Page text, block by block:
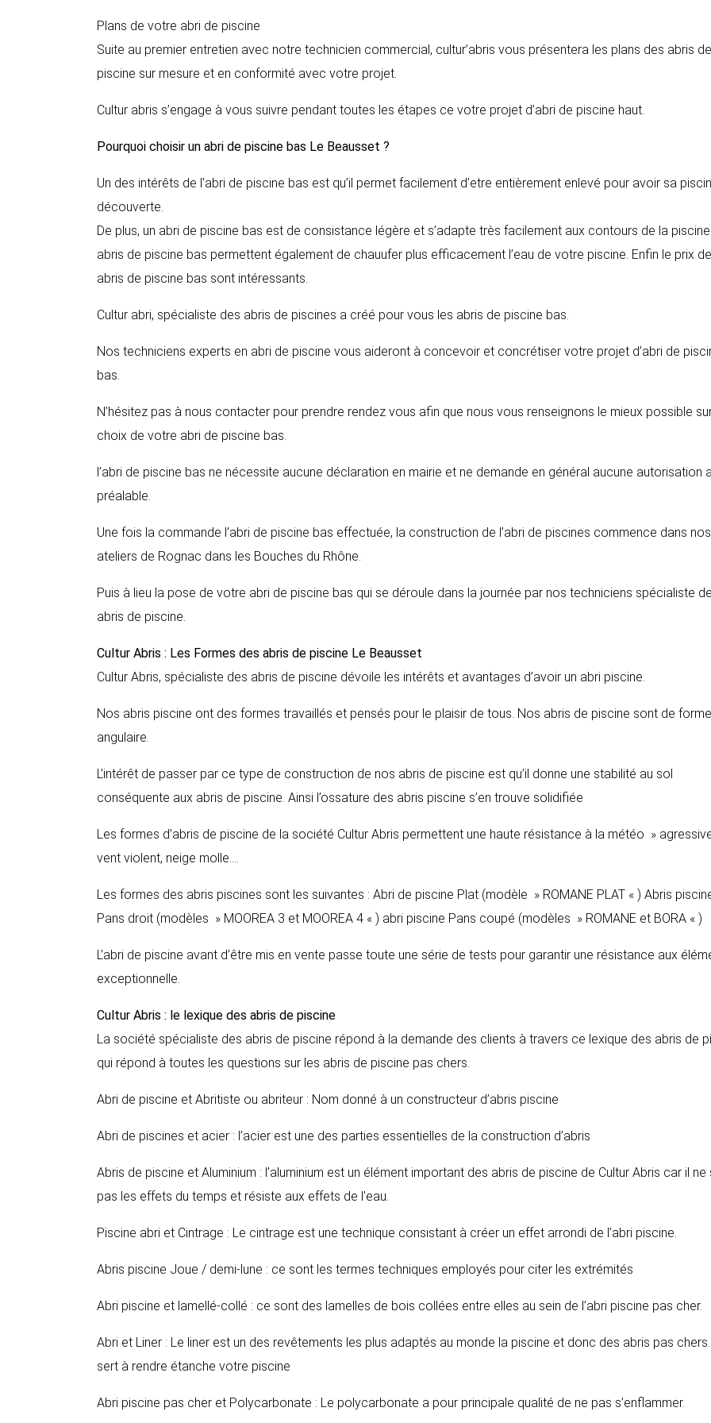
Plans de votre abri de piscine
Suite au premier entretien avec notre technicien commercial, cultur’abris vous présentera les plans des abris de
piscine sur mesure et en conformité avec votre projet.
Cultur abris s’engage à vous suivre pendant toutes les étapes ce votre projet d’abri de piscine haut.
Pourquoi choisir un abri de piscine bas Le Beausset ?
Un des intérêts de l’abri de piscine bas est qu’il permet facilement d’etre entièrement enlevé pour avoir sa
découverte.
De plus, un abri de piscine bas est de consistance légère et s’adapte très facilement aux contours de la
abris de piscine bas permettent également de chauufer plus efficacement l’eau de votre piscine. Enfin le prix
abris de piscine bas sont intéressants.
Cultur abri, spécialiste des abris de piscines a créé pour vous les abris de piscine bas.
Nos techniciens experts en abri de piscine vous aideront à concevoir et concrétiser votre projet d’abri de
bas.
N’hésitez pas à nous contacter pour prendre rendez vous afin que nous vous renseignons le mieux possible
choix de votre abri de piscine bas.
l’abri de piscine bas ne nécessite aucune déclaration en mairie et ne demande en général aucune autorisation
préalable.
Une fois la commande l’abri de piscine bas effectuée, la construction de l’abri de piscines commence dans nos
ateliers de Rognac dans les Bouches du Rhône.
Puis à lieu la pose de votre abri de piscine bas qui se déroule dans la journée par nos techniciens spécialiste
abris de piscine.
Cultur Abris : Les Formes des abris de piscine Le Beausset
Cultur Abris, spécialiste des abris de piscine dévoile les intérêts et avantages d’avoir un abri piscine.
Nos abris piscine ont des formes travaillés et pensés pour le plaisir de tous. Nos abris de piscine sont de forme
angulaire.
L’intérêt de passer par ce type de construction de nos abris de piscine est qu’il donne une stabilité au sol
conséquente aux abris de piscine. Ainsi l’ossature des abris piscine s’en trouve solidifiée
Les formes d’abris de piscine de la société Cultur Abris permettent une haute résistance à la météo »
vent violent, neige molle….
Les formes des abris piscines sont les suivantes : Abri de piscine Plat (modèle » ROMANE PLAT « ) Abris
Pans droit (modèles » MOOREA 3 et MOOREA 4 « ) abri piscine Pans coupé (modèles » ROMANE et BORA « )
L’abri de piscine avant d’être mis en vente passe toute une série de tests pour garantir une résistance aux
exceptionnelle.
Cultur Abris : le lexique des abris de piscine
La société spécialiste des abris de piscine répond à la demande des clients à travers ce lexique des abris de
qui répond à toutes les questions sur les abris de piscine pas chers.
Abri de piscine et Abritiste ou abriteur : Nom donné à un constructeur d’abris piscine
Abri de piscines et acier : l’acier est une des parties essentielles de la construction d’abris
Abris de piscine et Aluminium : l’aluminium est un élément important des abris de piscine de Cultur Abris car il ne
pas les effets du temps et résiste aux effets de l’eau.
Piscine abri et Cintrage : Le cintrage est une technique consistant à créer un effet arrondi de l’abri piscine.
Abris piscine Joue / demi-lune : ce sont les termes techniques employés pour citer les extrémités
Abri piscine et lamellé-collé : ce sont des lamelles de bois collées entre elles au sein de l’abri piscine pas cher.
Abri et Liner : Le liner est un des revêtements les plus adaptés au monde la piscine et donc des abris pas
sert à rendre étanche votre piscine
Abri piscine pas cher et Polycarbonate : Le polycarbonate a pour principale qualité de ne pas s’enflammer.